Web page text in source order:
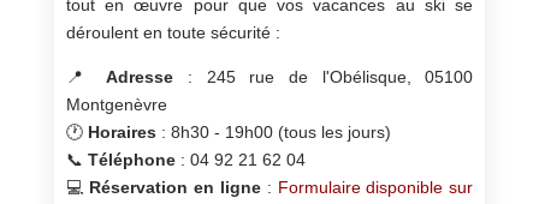
tout en œuvre pour que vos vacances au ski se
déroulent en toute sécurité :
📍Adresse : 245 rue de l'Obélisque, 05100
Montgenèvre
🕐 Horaires : 8h30 - 19h00 (tous les jours)
📞 Téléphone: 04 92 21 62 04
💻 Réservation en ligne : Formulaire disponible sur